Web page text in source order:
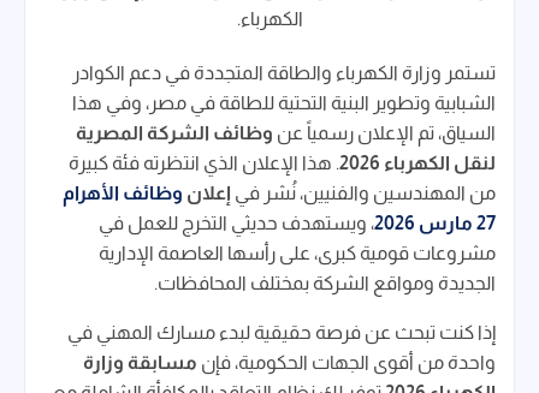
الكهرباء.
تستمر وزارة الكهرباء والطاقة المتجددة في دعم الكوادر
الشبابية وتطوير البنية التحتية للطاقة في مصر، وفي هذا
السياق، تم الإعلان رسمياً عن وظائف الشركة المصرية
لنقل الكهرباء 2026
. هذا الإعلان الذي انتظرته فئة كبيرة
من المهندسين والفنيين، نُشر في إعلان وظائف الأهرام
27 مارس 2026
، ويستهدف حديثي التخرج للعمل في
مشروعات قومية كبرى، على رأسها العاصمة الإدارية
الجديدة ومواقع الشركة بمختلف المحافظات.
إذا كنت تبحث عن فرصة حقيقية لبدء مسارك المهني في
واحدة من أقوى الجهات الحكومية، فإن مسابقة وزارة